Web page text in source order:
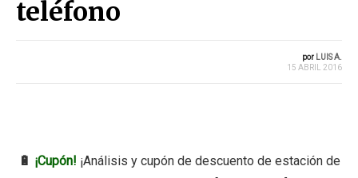
teléfono
por LUIS A.
15 ABRIL 2016
🔋 ¡Cupón! ¡Análisis y cupón de descuento de estación de